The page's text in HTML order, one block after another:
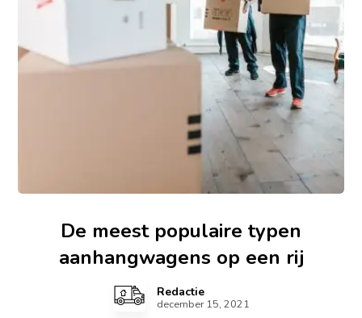
De meest populaire typen
aanhangwagens op een rij
Redactie
december 15, 2021